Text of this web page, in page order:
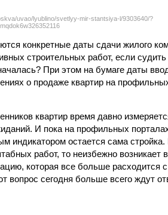
uvao/lyublino/svetlyy-mir-stantsiya-l/9303640/?
конкретные даты сдачи жилого
строительных работ, если судить
При этом на бумаге даты
о продаже квартир на
квартир время давно
И пока на профильных
индикатором остается сама
работ, то неизбежно возникает
которая все больше расходится с
сегодня больше всего ждут